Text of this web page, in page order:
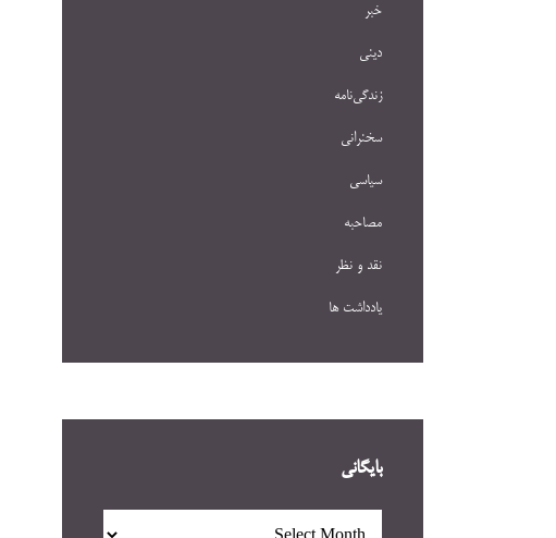
خبر
دینی
زندگی‌نامه
سخنرانی
سیاسی
مصاحبه
نقد و نظر
یادداشت ها
بایگانی